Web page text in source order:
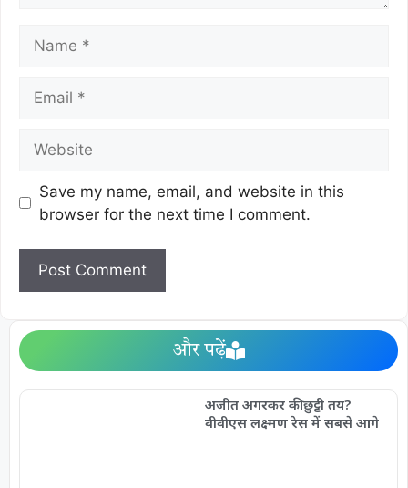
Save my name, email, and website in this
browser for the next time I comment.
और पढ़ें
अजीत अगरकर की छुट्टी तय?
वीवीएस लक्ष्मण रेस में सबसे आगे